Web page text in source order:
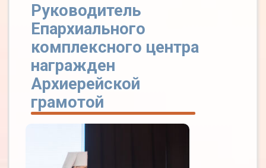
Руководитель
Епархиального
комплексного центра
награжден
Архиерейской
грамотой